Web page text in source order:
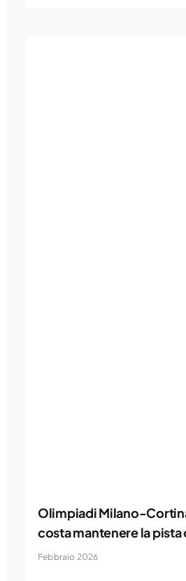
Olimpiadi Milano-
costa mantenere la pista
Febbraio 2026